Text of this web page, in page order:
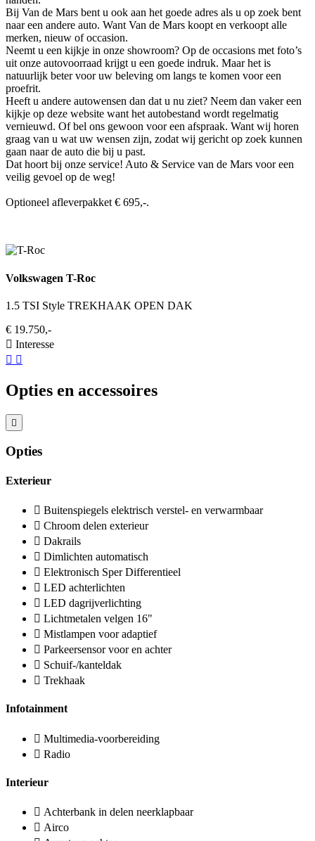
Bij Van de Mars bent u ook aan het goede adres als u op zoek bent
naar een andere auto. Want Van de Mars koopt en verkoopt alle
merken, nieuw of occasion.
Neemt u een kijkje in onze showroom? Op de occasions met foto’s
uit onze autovoorraad krijgt u een goede indruk. Maar het is
natuurlijk beter voor uw beleving om langs te komen voor een
proefrit.
Heeft u andere autowensen dan dat u nu ziet? Neem dan vaker een
kijkje op deze website want het autobestand wordt regelmatig
vernieuwd. Of bel ons gewoon voor een afspraak. Want wij horen
graag van u wat uw wensen zijn, zodat wij gericht op zoek kunnen
gaan naar de auto die bij u past.
Dat hoort bij onze service! Auto & Service van de Mars voor een
veilig gevoel op de weg!
Optioneel afleverpakket € 695,-.
Volkswagen T-Roc
1.5 TSI Style TREKHAAK OPEN DAK
€ 19.750,-
Interesse
Opties en accessoires
Opties
Exterieur
Buitenspiegels elektrisch verstel- en verwarmbaar
Chroom delen exterieur
Dakrails
Dimlichten automatisch
Elektronisch Sper Differentieel
LED achterlichten
LED dagrijverlichting
Lichtmetalen velgen 16"
Mistlampen voor adaptief
Parkeersensor voor en achter
Schuif-/kanteldak
Trekhaak
Infotainment
Multimedia-voorbereiding
Radio
Interieur
Achterbank in delen neerklapbaar
Airco